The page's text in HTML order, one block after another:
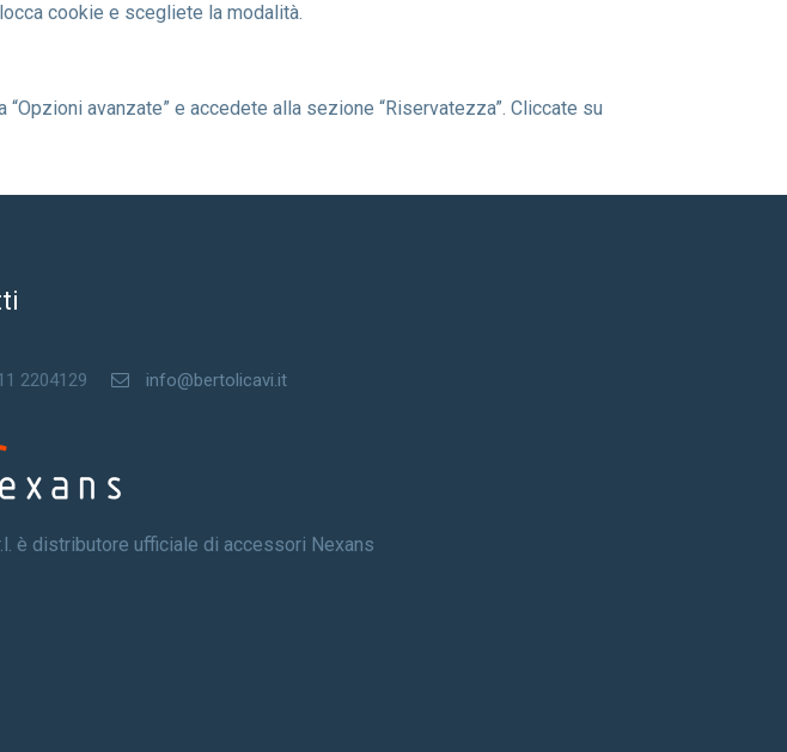
cookie e scegliete la modalità.
avanzate” e accedete alla sezione “Riservatezza”. Cliccate su
2204129 info@bertolicavi.it
è distributore ufficiale di accessori Nexans